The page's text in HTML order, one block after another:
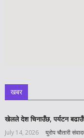
खबर
खेलले देश चिनाउँछ, पर्यटन
July 14, 2026 युरोप चौतारी